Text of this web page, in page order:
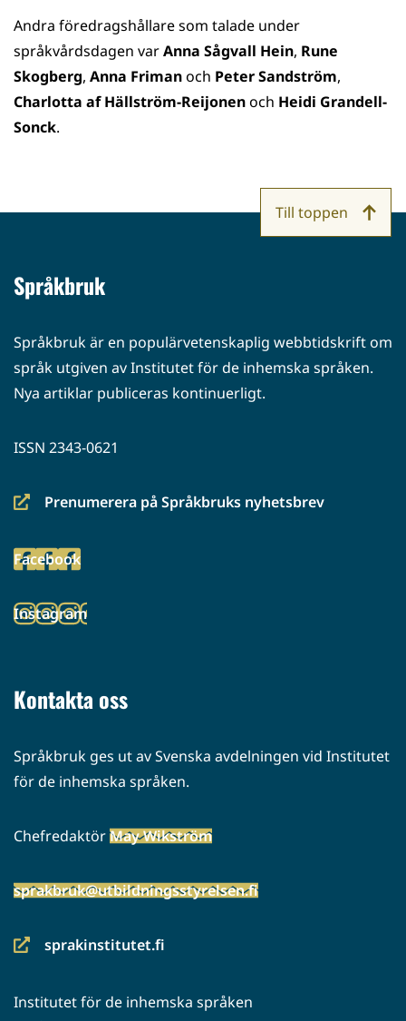
Andra föredragshållare som talade under
språkvårdsdagen varAnna Sågvall Hein, Rune
Skogberg, Anna Frimanoch Peter Sandström,
Charlotta af Hällström-Reijonenoch Heidi Grandell-
Sonck.
Språkbruk
Språkbruk är en populärvetenskaplig webbtidskrift om
språk utgiven av Institutet för de inhemska språken.
Nya artiklar publiceras kontinuerligt.
ISSN 2343-0621
Prenumerera på Språkbruks nyhetsbrev
(siirryt
palveluun)
Facebook
(siirryt
palveluun)
Instagram
(siirryt
Kontakta oss
Språkbruk ges ut av Svenska avdelningen vid Institutet
för de inhemska språken.
ChefredaktörMay Wikström
sprakbruk@utbildningsstyrelsen.fi
sprakinstitutet.fi
(siirryt
palveluun)
Institutet för de inhemska språken
Till toppen